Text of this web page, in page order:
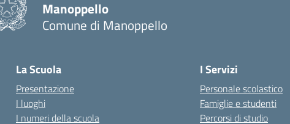
Manoppello
Comune di Manoppello
La Scuola
Presentazione
I luoghi
I numeri della scuola
I Servizi
Personale scolastico
Famiglie e studenti
Percorsi di studio